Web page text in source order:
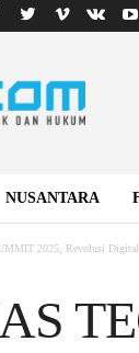
NUSANTARA
2025, Revolusi